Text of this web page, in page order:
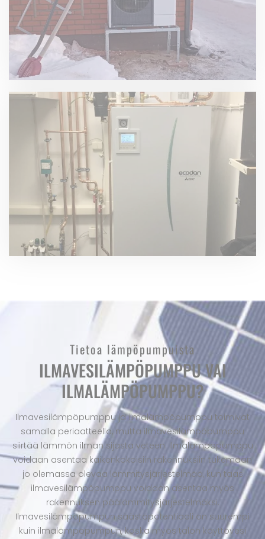
Tietoa lämpöpumpuista
ILMAVESILÄMPÖPUMPPU VAI
ILMALÄMPÖPUMPPU?
Ilmavesilämpöpumppu ja ilmalämpöpumppu toimivat
samalla periaatteella, mutta ilmavesilämpöpumppu
siirtää lämmön ilman sijasta veteen. Ilmalämpöpumppu
voidaan asentaa kaikenkokoisiin rakennuksiin tukemaan
jo olemassa olevaa lämmitysjärjestelmää, kun taas
ilmavesilämpöpumppu voidaan asentaa myös
rakennuksen päälämmitysjärjestelmäksi.
Ilmavesilämpöpumpun säästöpotentiaali on suurempi
kuin ilmalämpöpumpun, koska myös talon käyttövesi